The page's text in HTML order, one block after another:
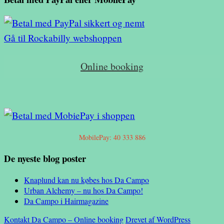
99,00 kr.. 89,00 kr..
Gå til Rockabilly webshoppen
Online booking
MobilePay: 40 333 886
De nyeste blog poster
Knaplund kan nu købes hos Da Campo
Urban Alchemy – nu hos Da Campo!
Da Campo i Hairmagazine
Kontakt Da Campo – Online bookingDrevet af WordPress